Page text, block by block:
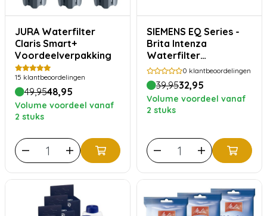
JURA Waterfilter
Claris Smart+
Voordeelverpakking
15 klantbeoordelingen
49,9548,95
Volume voordeel vanaf
2 stuks
SIEMENS EQ Series -
Brita Intenza
Waterfilter
Voordeelverpakking
0 klantbeoordelingen
39,9532,95
Volume voordeel vanaf
2 stuks